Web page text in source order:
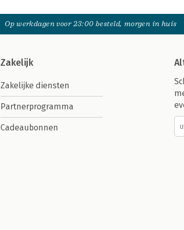
Op werkdagen voor 23:00 besteld, morgen in huis
Zakelijk
Zakelijke diensten
Partnerprogramma
Cadeaubonnen